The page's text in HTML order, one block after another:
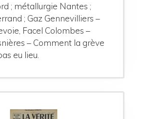
; métallurgie Nantes ;
; Gaz Gennevilliers –
Facel Colombes –
– Comment la grève
eu lieu.